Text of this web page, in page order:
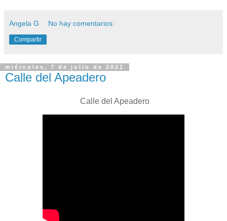
Angela G No hay comentarios:
Compartir
miércoles, 7 de julio de 2021
Calle del Apeadero
Calle del Apeadero